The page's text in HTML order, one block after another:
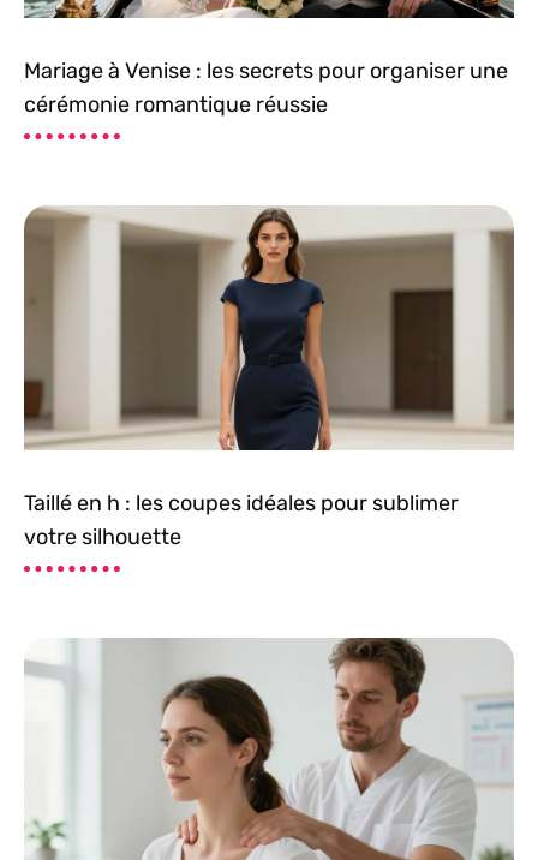
Mariage à Venise : les secrets pour organiser une
cérémonie romantique réussie
Taillé en h : les coupes idéales pour sublimer
votre silhouette